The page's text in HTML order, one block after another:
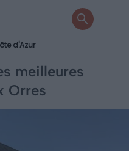
d'Azur
meilleures
Orres